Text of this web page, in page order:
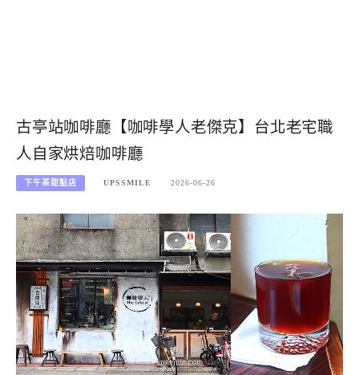
古亭站咖啡廳【咖啡學人老傑克】台北老宅職
人自家烘焙咖啡廳
下午茶甜點店 UPSSMILE 2026-06-26